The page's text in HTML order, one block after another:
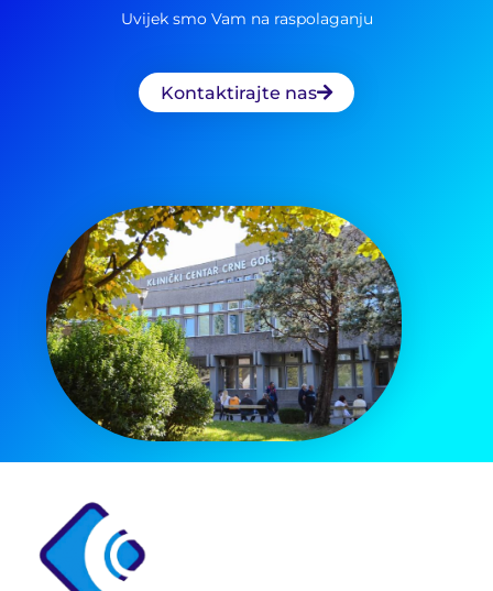
Uvijek smo Vam na raspolaganju
Kontaktirajte nas